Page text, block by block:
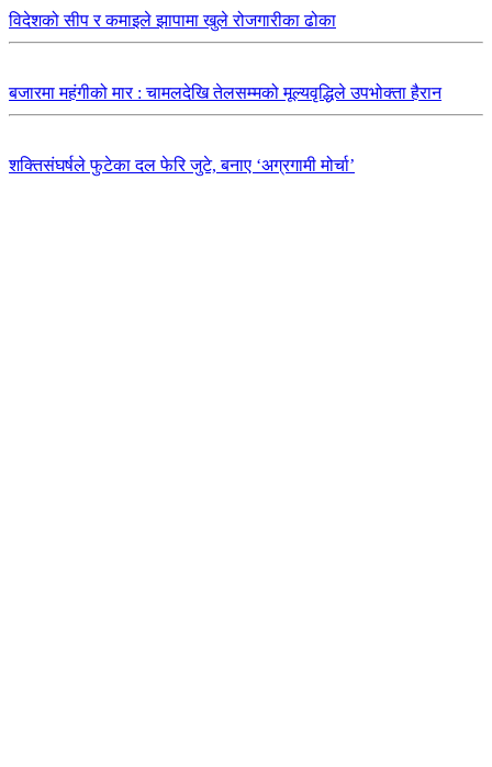
विदेशको सीप र कमाइले झापामा खुले रोजगारीका ढोका
बजारमा महंगीको मार : चामलदेखि तेलसम्मको मूल्यवृद्धिले उपभोक्ता हैरान
शक्तिसंघर्षले फुटेका दल फेरि जुटे, बनाए ‘अग्रगामी मोर्चा’